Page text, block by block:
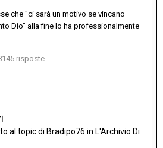
che "ci sarà un motivo se vincano
Dio" alla fine lo ha professionalmente
risposte
al topic di Bradipo76 in L'Archivio Di